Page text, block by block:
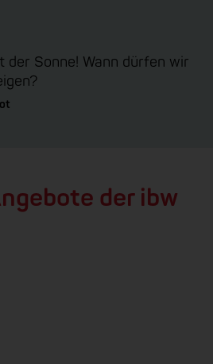
der Sonne! Wann dürfen wir
der ibw